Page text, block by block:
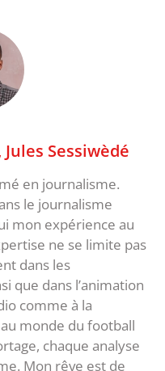
Jules Sessiwèdé
en journalisme.
le journalisme
mon expérience au
ne se limite pas
dans les
que dans l’animation
comme à la
monde du football
chaque analyse
Mon rêve est de